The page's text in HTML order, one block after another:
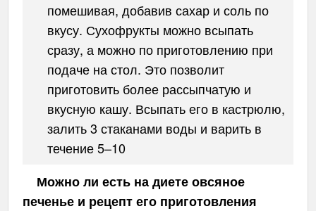
помешивая, добавив сахар и соль по
вкусу. Сухофрукты можно всыпать
сразу, а можно по приготовлению при
подаче на стол. Это позволит
приготовить более рассыпчатую и
вкусную кашу. Всыпать его в кастрюлю,
залить 3 стаканами воды и варить в
течение 5–10
Можно ли есть на диете овсяное
печенье и рецепт его приготовления